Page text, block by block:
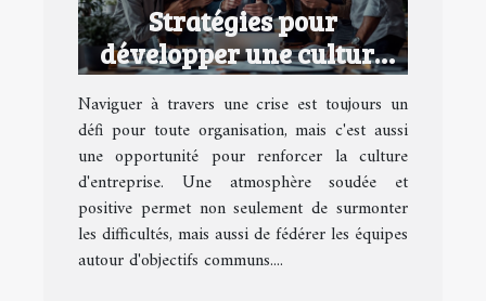
Stratégies pour
développer une culture
d'entreprise performante
en temps de crise
Naviguer à travers une crise est toujours un
défi pour toute organisation, mais c'est aussi
une opportunité pour renforcer la culture
d'entreprise. Une atmosphère soudée et
positive permet non seulement de surmonter
les difficultés, mais aussi de fédérer les équipes
autour d'objectifs communs....